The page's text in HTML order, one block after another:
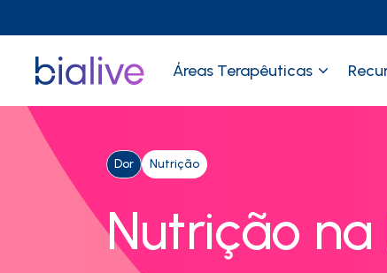
Áreas Terapêuticas
Dor Nutrição
Nutrição na